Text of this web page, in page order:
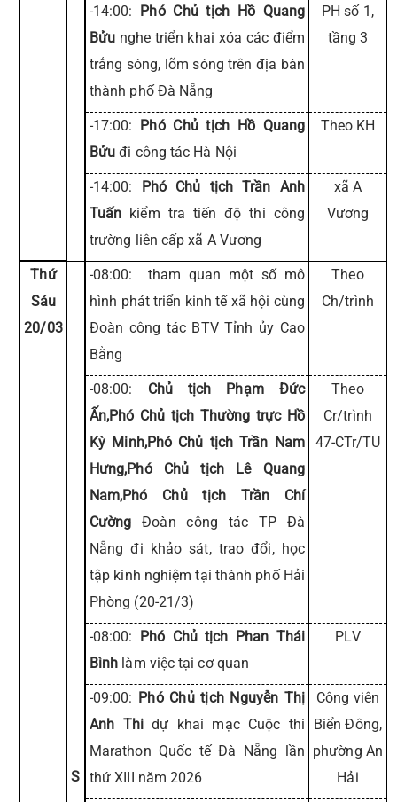
-14:00: Phó Chủ tịch Hồ Quang
Bửu nghe triển khai xóa các điểm
trắng sóng, lõm sóng trên địa bàn
thành phố Đà Nẵng
PH số 1,
tầng 3
-17:00: Phó Chủ tịch Hồ Quang
Bửu đi công tác Hà Nội
Theo KH
-14:00: Phó Chủ tịch Trần Anh
Tuấn kiểm tra tiến độ thi công
trường liên cấp xã A Vương
xã A
Vương
Thứ
Sáu
20/03
S
-08:00: tham quan một số mô
hình phát triển kinh tế xã hội cùng
Đoàn công tác BTV Tỉnh ủy Cao
Bằng
Theo
Ch/trình
-08:00: Chủ tịch Phạm Đức
Ấn,Phó Chủ tịch Thường trực Hồ
Kỳ Minh,Phó Chủ tịch Trần Nam
Hưng,Phó Chủ tịch Lê Quang
Nam,Phó Chủ tịch Trần Chí
Cường Đoàn công tác TP Đà
Nẵng đi khảo sát, trao đổi, học
tập kinh nghiệm tại thành phố Hải
Phòng (20-21/3)
Theo
Cr/trình
47-CTr/TU
-08:00: Phó Chủ tịch Phan Thái
Bình làm việc tại cơ quan
PLV
-09:00: Phó Chủ tịch Nguyễn Thị
Anh Thidự khai mạc Cuộc thi
Marathon Quốc tế Đà Nẵng lần
thứ XIII năm 2026
Công viên
Biển Đông,
phường An
Hải